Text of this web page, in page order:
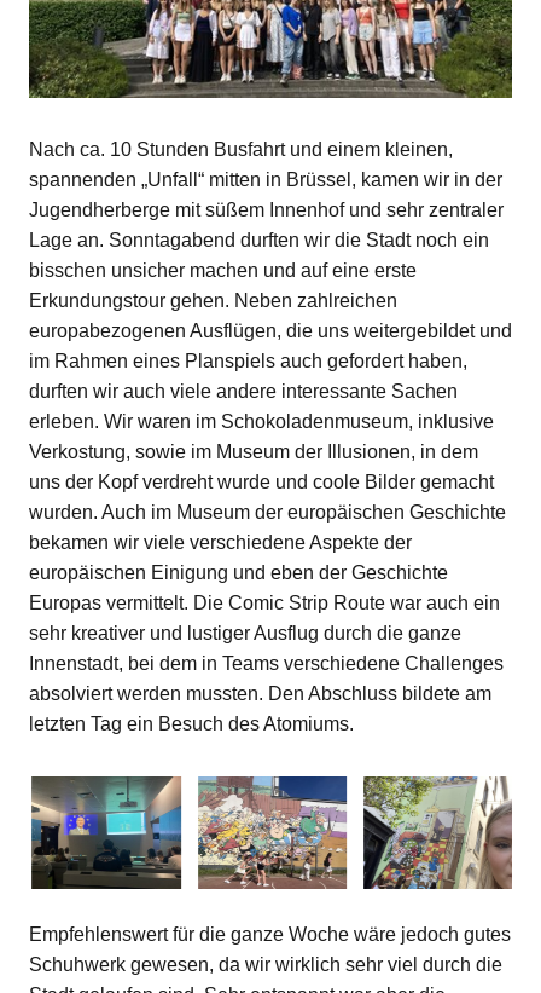
Nach ca. 10 Stunden Busfahrt und einem kleinen,
spannenden „Unfall“ mitten in Brüssel, kamen wir in der
Jugendherberge mit süßem Innenhof und sehr zentraler
Lage an. Sonntagabend durften wir die Stadt noch ein
bisschen unsicher machen und auf eine erste
Erkundungstour gehen. Neben zahlreichen
europabezogenen Ausflügen, die uns weitergebildet und
im Rahmen eines Planspiels auch gefordert haben,
durften wir auch viele andere interessante Sachen
erleben. Wir waren im Schokoladenmuseum, inklusive
Verkostung, sowie im Museum der Illusionen, in dem
uns der Kopf verdreht wurde und coole Bilder gemacht
wurden. Auch im Museum der europäischen Geschichte
bekamen wir viele verschiedene Aspekte der
europäischen Einigung und eben der Geschichte
Europas vermittelt. Die Comic Strip Route war auch ein
sehr kreativer und lustiger Ausflug durch die ganze
Innenstadt, bei dem in Teams verschiedene Challenges
absolviert werden mussten. Den Abschluss bildete am
letzten Tag ein Besuch des Atomiums.
Empfehlenswert für die ganze Woche wäre jedoch gutes
Schuhwerk gewesen, da wir wirklich sehr viel durch die